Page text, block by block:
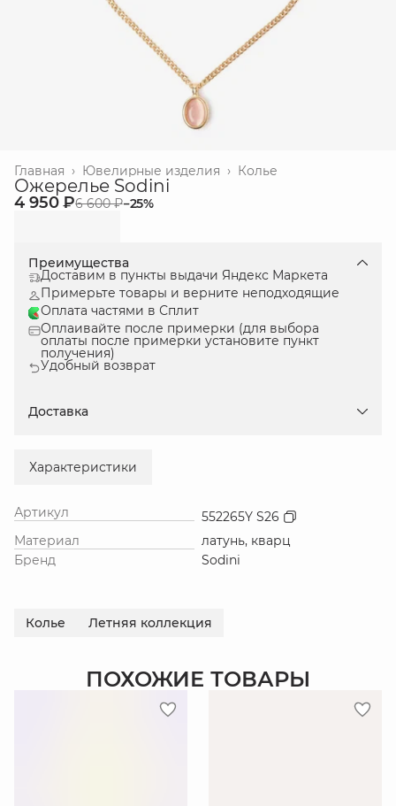
Колье
Ювелиpные изделия ›
Главная ›
Ожерелье Sodini
4 950 ₽6 600 ₽−25%
Преимущества
Доставим в пункты выдачи Яндекс Маркета
Примерьте товары и верните неподходящие
Оплата частями в Сплит
Оплаивайте после примерки (для выбора
оплаты после примерки установите пункт
получения)
Удобный возврат
Доставка
Характеристики
Артикул
552265Y S26
Материал
латунь, кварц
Бренд
Sodini
Колье Летняя коллекция
ПОХОЖИЕ ТОВАРЫ